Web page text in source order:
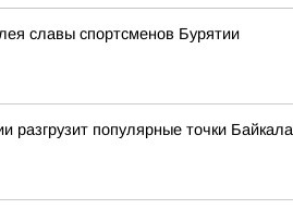
славы спортсменов Бурятии
разгрузит популярные точки Байкала